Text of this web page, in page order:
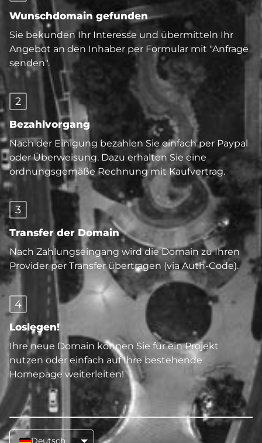
Wunschdomain gefunden
Sie bekunden Ihr Interesse und übermitteln Ihr
Angebot an den Inhaber per Formular mit "Anfrage
senden".
2
Bezahlvorgang
Nach der Einigung bezahlen Sie einfach per Paypal
oder Überweisung. Dazu erhalten Sie eine
ordnungsgemäße Rechnung mit Kaufvertrag.
3
Transfer der Domain
Nach Zahlungseingang wird die Domain zu Ihren
Provider per Transfer übertragen (via Auth-Code).
4
Loslegen!
Ihre neue Domain können Sie für ein Projekt
nutzen oder einfach auf Ihre bestehende
Homepage weiterleiten!
Deutsch